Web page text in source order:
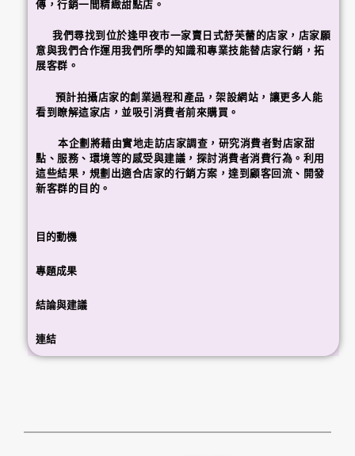
傳，行銷一間精緻甜點店。
我們尋找到位於逢甲夜市一家賣日式舒芙蕾的店家，店家願
意與我們合作運用我們所學的知識和專業技能替店家行銷，拓
展客群。
預計拍攝店家的創業過程和產品，架設網站，讓更多人能
看到瞭解這家店，並吸引消費者前來購買。
本企劃將藉由實地走訪店家調查，研究消費者對店家甜
點、服務、環境等的感受與建議，探討消費者消費行為。利用
這些結果，規劃出適合店家的行銷方案，達到顧客回流、開發
新客群的目的。
目的動機
專題成果
結論與建議
連結